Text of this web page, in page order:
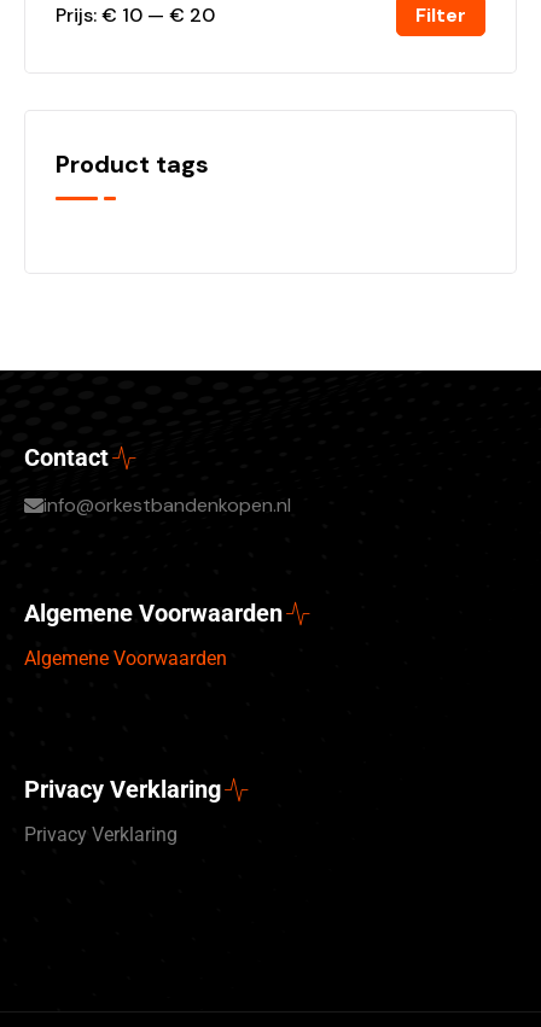
Filter
Prijs:€ 10 — € 20
Product tags
Contact
info@orkestbandenkopen.nl
Algemene Voorwaarden
Algemene Voorwaarden
Privacy Verklaring
Privacy Verklaring